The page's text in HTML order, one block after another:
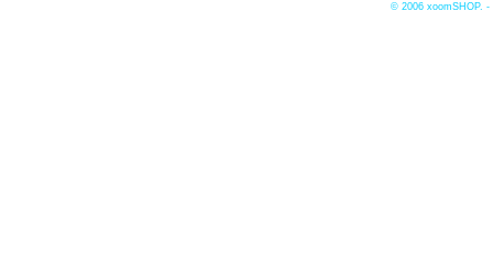
© 2006 xoomSHOP. -